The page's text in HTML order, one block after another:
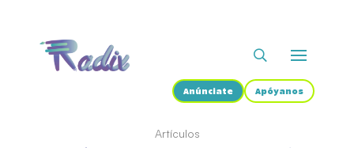
Anúnciate Apóyanos
Artículos